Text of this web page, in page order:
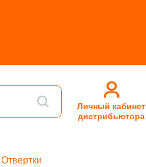
Личный кабинет
дистрибьютора
Отвертки